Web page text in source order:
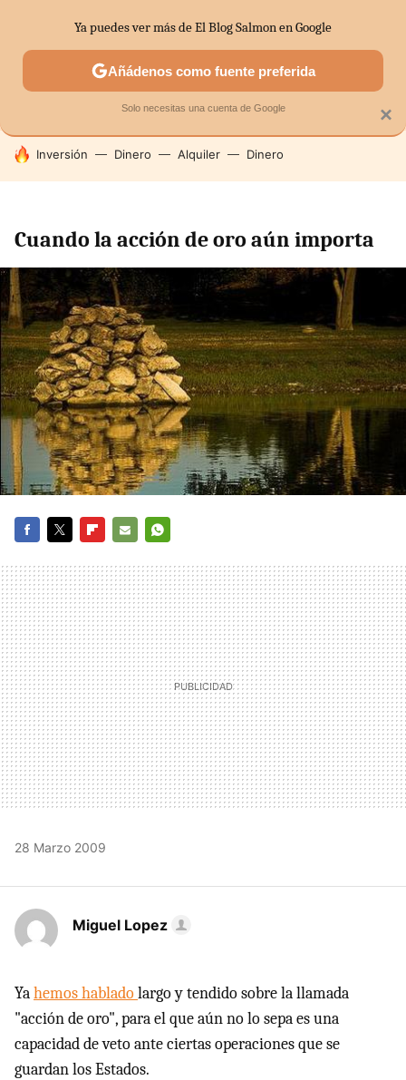
SECTORES ECONOMÍA DOMÉSTICA MERCADOS
HOY SE HABLA DE
Inversión Dinero Alquiler Dinero
Cuando la acción de oro aún importa
MAIL
28 Marzo 2009
Miguel Lopez
Yahemos habladolargo y tendido sobre la llamada
"acción de oro", para el que aún no lo sepa es una
capacidad de veto ante ciertas operaciones que se
guardan los Estados.
×
Ya puedes ver más de El Blog Salmon en Google
Añádenos como fuente preferida
Solo necesitas una cuenta de Google